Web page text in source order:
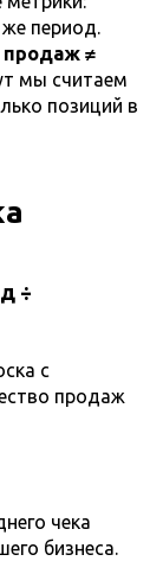
период.
продаж ≠
мы считаем
позиций в
÷
с
продаж
чека
бизнеса.